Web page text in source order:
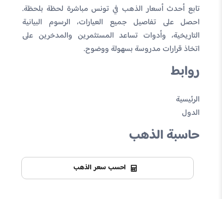
تابع أحدث أسعار الذهب في تونس مباشرة لحظة بلحظة.
احصل على تفاصيل جميع العيارات، الرسوم البيانية
التاريخية، وأدوات تساعد المستثمرين والمدخرين على
اتخاذ قرارات مدروسة بسهولة ووضوح.
روابط
الرئيسية
الدول
حاسبة الذهب
احسب سعر الذهب